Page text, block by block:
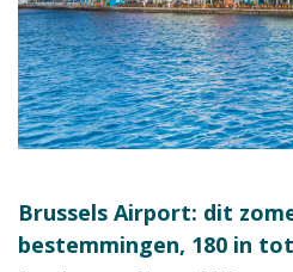
Brussels Airport: dit
bestemmingen, 180 in